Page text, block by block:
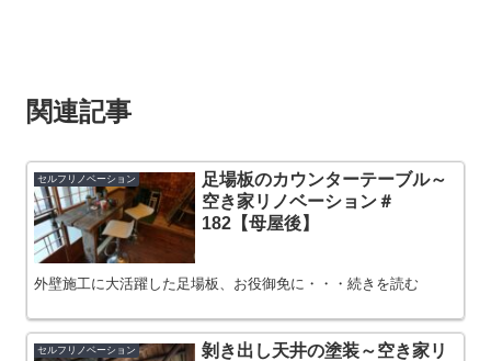
関連記事
セルフリノベーション
足場板のカウンターテーブル～
空き家リノベーション＃
182【母屋後】
外壁施工に大活躍した足場板、お役御免に・・・続きを読む
セルフリノベーション
剝き出し天井の塗装～空き家リ